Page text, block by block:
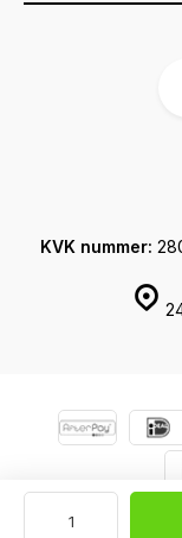
KVK nummer: